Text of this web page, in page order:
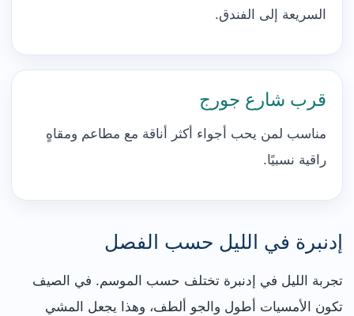
السريعة إلى الفندق.
قرب شارع جورج
مناسب لمن يحب أجواء أكثر أناقة مع مطاعم ومقاهٍ
راقية نسبيًا.
إدنبرة في الليل حسب الفصل
تجربة الليل في إدنبرة تختلف حسب الموسم. في الصيف
تكون الأمسيات أطول والجو ألطف، وهذا يجعل المشي